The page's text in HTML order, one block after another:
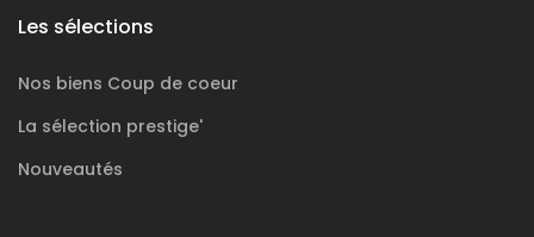
Les sélections
Nos biens Coup de coeur
La sélection prestige'
Nouveautés